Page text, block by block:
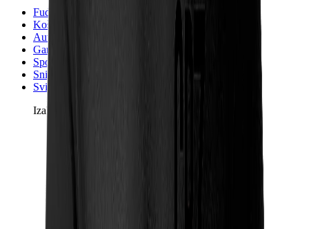
Fudbalski Dresovi
Košarkaške Majice
Auto Brendovi
Gaming & Filmovi
Sport Kompleti
Sniženja
Svi proizvodi
Izaberi kategoriju